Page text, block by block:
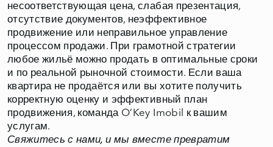
несоответствующая цена, слабая презентация,
отсутствие документов, неэффективное
продвижение или неправильное управление
процессом продажи. При грамотной стратегии
любое жильё можно продать в оптимальные сроки
и по реальной рыночной стоимости. Если ваша
квартира не продаётся или вы хотите получить
корректную оценку и эффективный план
продвижения, команда O’Key Imobil к вашим
услугам.
Свяжитесь с нами, и мы вместе превратим